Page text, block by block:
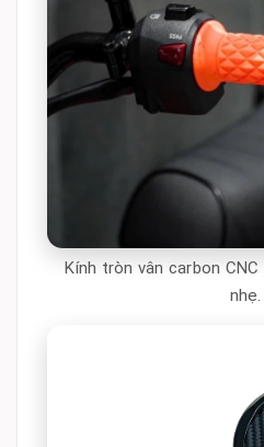
Kính tròn vân carbon
nhẹ.